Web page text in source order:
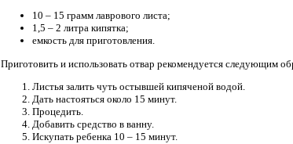
10 – 15 грамм лаврового листа;
1,5 – 2 литра кипятка;
емкость для приготовления.
Приготовить и использовать отвар рекомендуется следующим
Листья залить чуть остывшей кипяченой водой.
Дать настояться около 15 минут.
Процедить.
Добавить средство в ванну.
Искупать ребенка 10 – 15 минут.